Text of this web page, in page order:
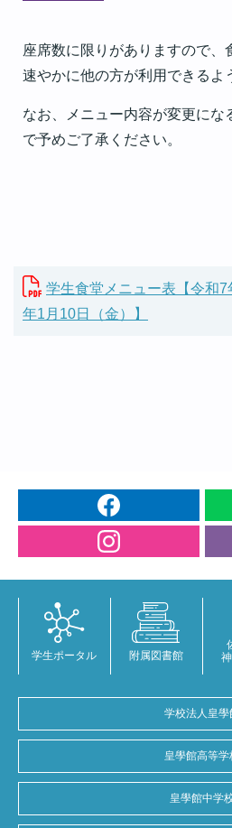
座席数に限りがありますので、
速やかに他の方が利用できるよ
なお、メニュー内容が変更にな
で予めご了承ください。
学生食堂メニュー表【令和
年1月10日（金）】
学校法人皇學
皇學館高等学
皇學館中学
学生ポータル 附属図書館